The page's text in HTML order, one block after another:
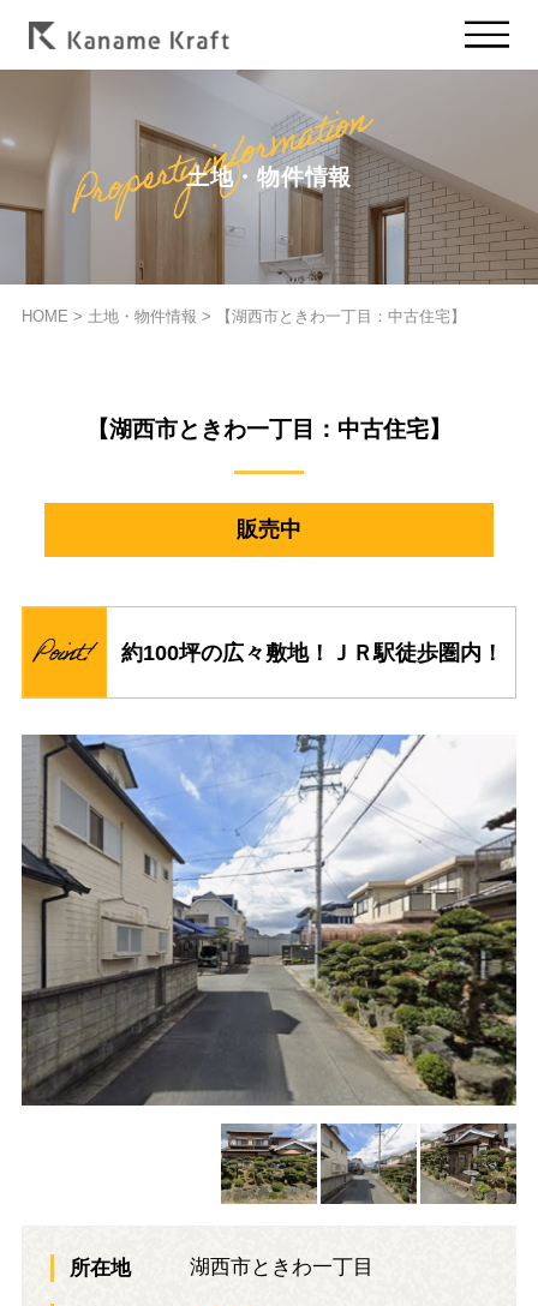
土地・物件情報
HOME > 土地・物件情報 > 【湖西市ときわ一丁目：中古住宅】
【湖西市ときわ一丁目：中古住宅】
販売中
約100坪の広々敷地！ＪＲ駅徒歩圏内！
所在地 湖西市ときわ一丁目